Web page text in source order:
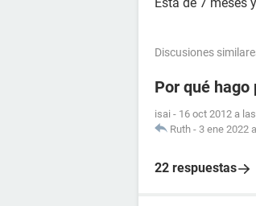
Discusiones
Por qué hago
isai - 16 oct 2012 a
Ruth - 3 ene 2022
22 respuestas